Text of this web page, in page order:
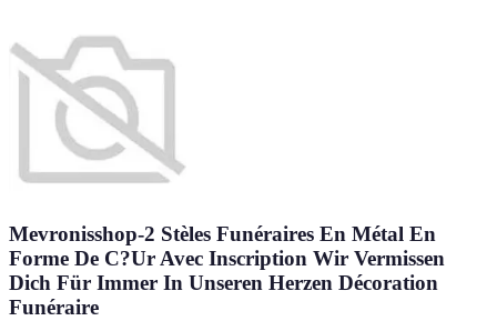
Mevronisshop-2 Stèles Funéraires En Métal En
Forme De C?Ur Avec Inscription Wir Vermissen
Dich Für Immer In Unseren Herzen Décoration
Funéraire